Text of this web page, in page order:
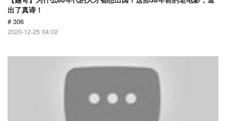
出了真谛！
# 306
2020-12-25 04:02